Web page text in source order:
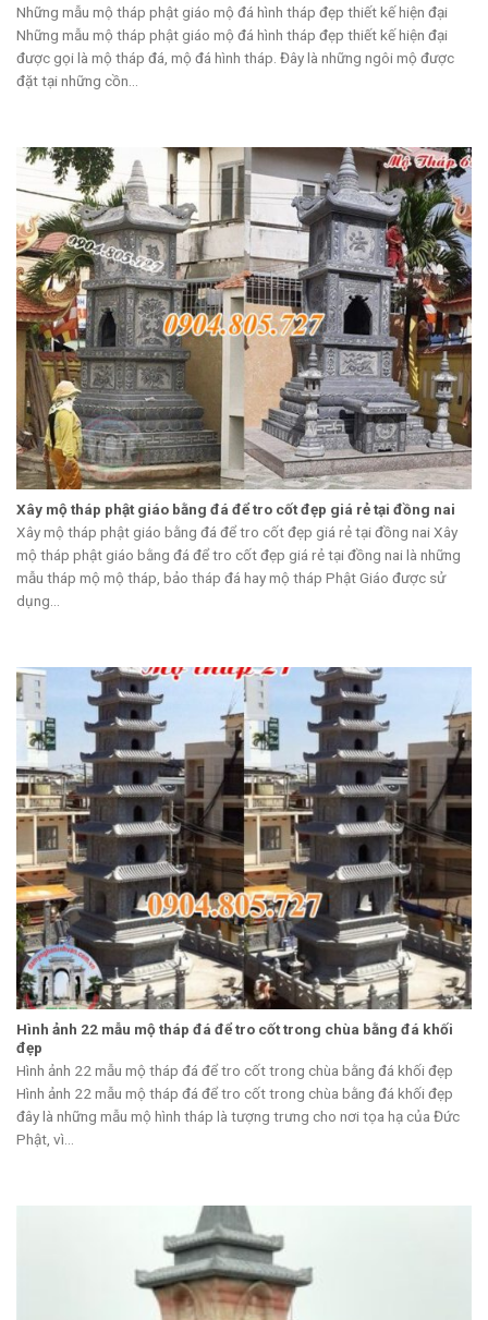
Những mẫu mộ tháp phật giáo mộ đá hình tháp đẹp thiết kế hiện đại
Những mẫu mộ tháp phật giáo mộ đá hình tháp đẹp thiết kế hiện đại
được gọi là mộ tháp đá, mộ đá hình tháp. Đây là những ngôi mộ được
đặt tại những cồn...
Xây mộ tháp phật giáo bằng đá để tro cốt đẹp giá rẻ tại đồng nai
Xây mộ tháp phật giáo bằng đá để tro cốt đẹp giá rẻ tại đồng nai Xây
mộ tháp phật giáo bằng đá để tro cốt đẹp giá rẻ tại đồng nai là những
mẫu tháp mộ mộ tháp, bảo tháp đá hay mộ tháp Phật Giáo được sử
dụng...
Hình ảnh 22 mẫu mộ tháp đá để tro cốt trong chùa bằng đá khối
đẹp
Hình ảnh 22 mẫu mộ tháp đá để tro cốt trong chùa bằng đá khối đẹp
Hình ảnh 22 mẫu mộ tháp đá để tro cốt trong chùa bằng đá khối đẹp
đây là những mẫu mộ hình tháp là tượng trưng cho nơi tọa hạ của Đức
Phật, vì...